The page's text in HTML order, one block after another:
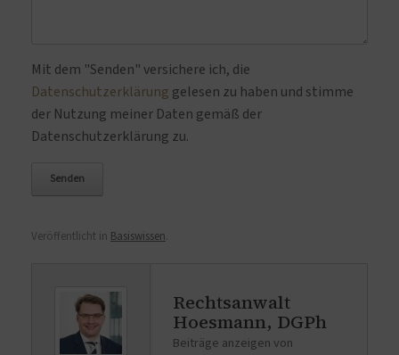
Bitte lasse dieses Feld leer.
Mit dem "Senden" versichere ich, die
Datenschutzerklärung gelesen zu haben und stimme
der Nutzung meiner Daten gemäß der
Datenschutzerklärung zu.
Veröffentlicht in Basiswissen
Rechtsanwalt
Hoesmann, DGPh
Beiträge anzeigen von